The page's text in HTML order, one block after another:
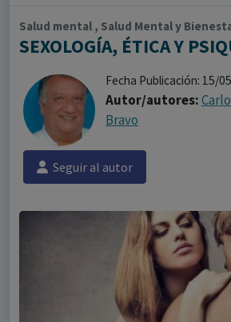
Salud mental , Salud Mental y
SEXOLOGÍA, ÉTICA Y
Fecha Publicación: 15/
Autor/autores:
Bravo
Seguir al autor